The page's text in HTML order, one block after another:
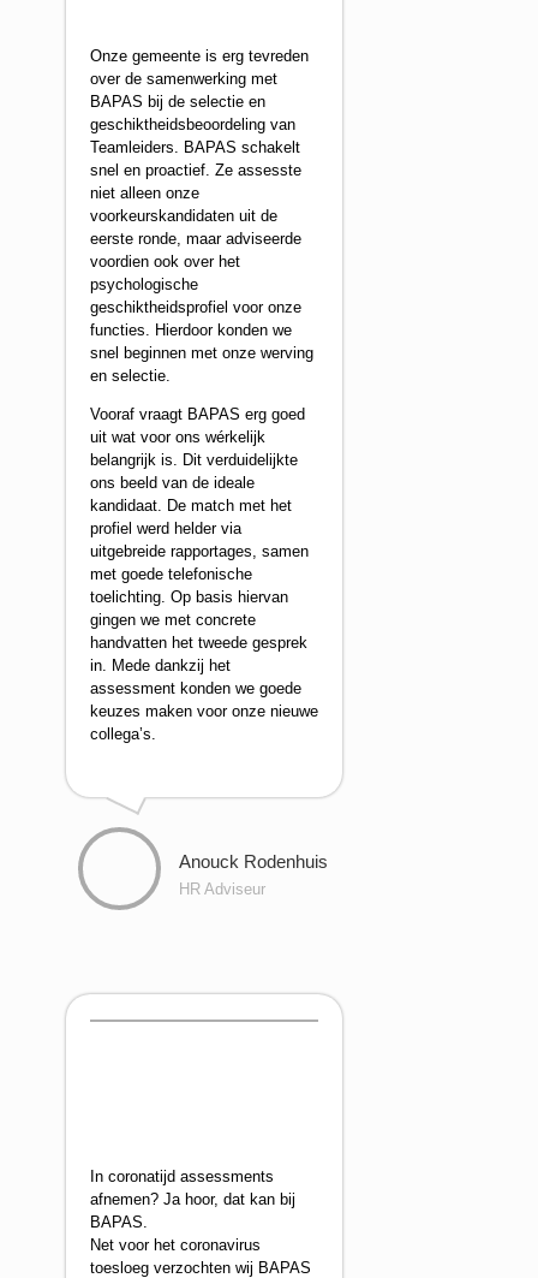
Onze gemeente is erg tevreden
over de samenwerking met
BAPAS bij de selectie en
geschiktheidsbeoordeling van
Teamleiders. BAPAS schakelt
snel en proactief. Ze assesste
niet alleen onze
voorkeurskandidaten uit de
eerste ronde, maar adviseerde
voordien ook over het
psychologische
geschiktheidsprofiel voor onze
functies. Hierdoor konden we
snel beginnen met onze werving
en selectie.
Vooraf vraagt BAPAS erg goed
uit wat voor ons wérkelijk
belangrijk is. Dit verduidelijkte
ons beeld van de ideale
kandidaat. De match met het
profiel werd helder via
uitgebreide rapportages, samen
met goede telefonische
toelichting. Op basis hiervan
gingen we met concrete
handvatten het tweede gesprek
in. Mede dankzij het
assessment konden we goede
keuzes maken voor onze nieuwe
collega’s.
Anouck Rodenhuis
HR Adviseur
In coronatijd assessments
afnemen? Ja hoor, dat kan bij
BAPAS.
Net voor het coronavirus
toesloeg verzochten wij BAPAS